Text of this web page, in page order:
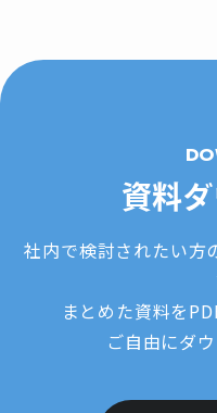
資料
社内で検討されたい方
まとめた資料を
ご自由にダ